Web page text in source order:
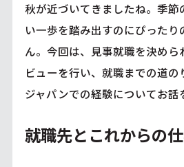
秋が近づいてきましたね。季節
い一歩を踏み出すのにぴった
ん。今回は、見事就職を決めら
ビューを行い、就職までの道の
ジャパンでの経験についてお話
就職先とこれからの